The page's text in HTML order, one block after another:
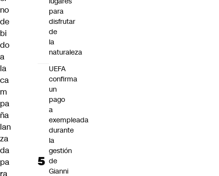
no
de
bi
do
a
la
ca
m
pa
ña
lan
za
da
pa
para
disfrutar
de
la
naturaleza
UEFA
confirma
un
pago
a
exempleada
durante
la
gestión
de
Gianni